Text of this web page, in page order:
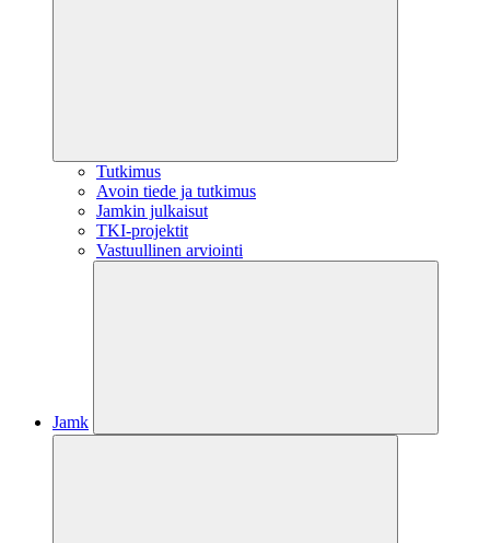
Tutkimus
Avoin tiede ja tutkimus
Jamkin julkaisut
TKI-projektit
Vastuullinen arviointi
Jamk